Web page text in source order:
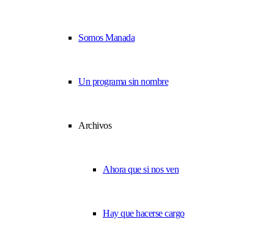
Somos Manada
Un programa sin nombre
Archivos
Ahora que si nos ven
Hay que hacerse cargo